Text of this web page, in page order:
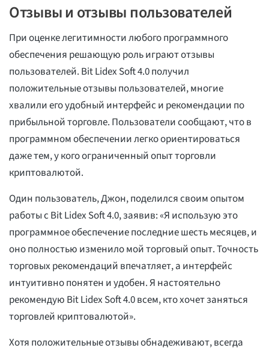
Отзывы и отзывы пользователей
При оценке легитимности любого программного
обеспечения решающую роль играют отзывы
пользователей. Bit Lidex Soft 4.0 получил
положительные отзывы пользователей, многие
хвалили его удобный интерфейс и рекомендации по
прибыльной торговле. Пользователи сообщают, что в
программном обеспечении легко ориентироваться
даже тем, у кого ограниченный опыт торговли
криптовалютой.
Один пользователь, Джон, поделился своим опытом
работы с Bit Lidex Soft 4.0, заявив: «Я использую это
программное обеспечение последние шесть месяцев, и
оно полностью изменило мой торговый опыт. Точность
торговых рекомендаций впечатляет, а интерфейс
интуитивно понятен и удобен. Я настоятельно
рекомендую Bit Lidex Soft 4.0 всем, кто хочет заняться
торговлей криптовалютой».
Хотя положительные отзывы обнадеживают, всегда